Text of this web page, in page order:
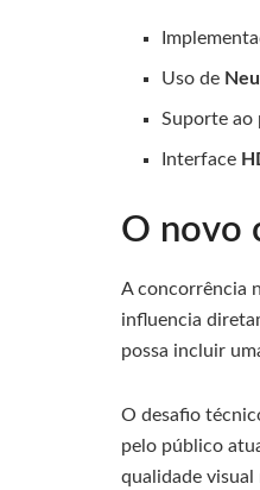
Uso de
Suporte ao
Interface
O novo
A concorrência
influencia
possa incluir
O desafio
pelo público
qualidade visual